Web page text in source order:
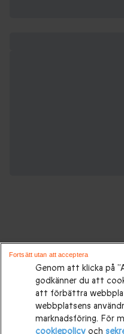
Gåvor för alla
Presenttips|Presenter till
Presenter till par|
presenter|Presentidéer
Genom att klicka på
godkänner du att
att förbättra
webbplatsens
marknadsföring. För
cookiepolicyoch
Fortsätt utan att acceptera